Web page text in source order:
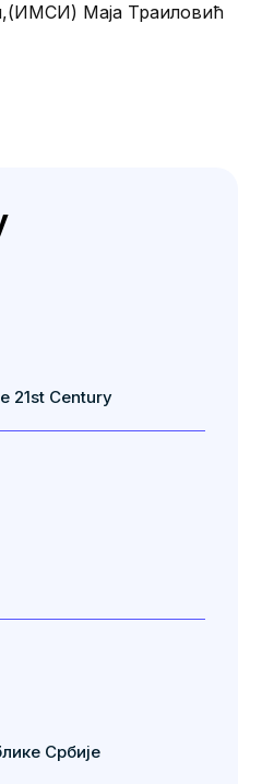
21st Century
Србије
Маја Траиловић